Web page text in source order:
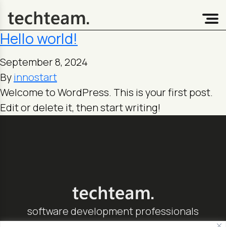
Hello world!
September 8, 2024
Byinnostart
Welcome to WordPress. This is your first post.
Edit or delete it, then start writing!
software development professionals